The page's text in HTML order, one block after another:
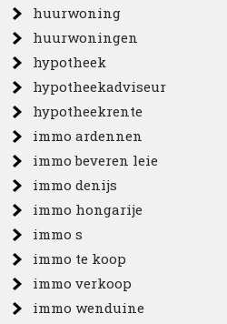
huurwoning
huurwoningen
hypotheek
hypotheekadviseur
hypotheekrente
immo ardennen
immo beveren leie
immo denijs
immo hongarije
immo s
immo te koop
immo verkoop
immo wenduine